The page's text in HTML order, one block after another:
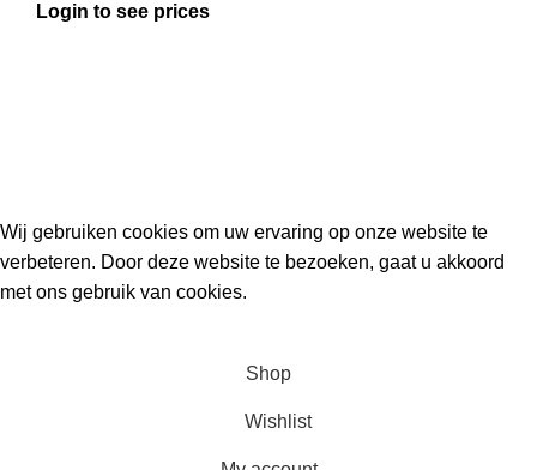
Login to see prices
Wij gebruiken cookies om uw ervaring op onze website te
verbeteren. Door deze website te bezoeken, gaat u akkoord
met ons gebruik van cookies.
Shop
Wishlist